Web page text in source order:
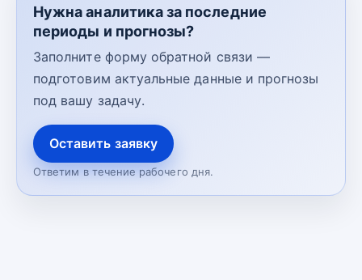
Нужна аналитика за последние
периоды и прогнозы?
Заполните форму обратной связи —
подготовим актуальные данные и прогнозы
под вашу задачу.
Оставить заявку
Ответим в течение рабочего дня.